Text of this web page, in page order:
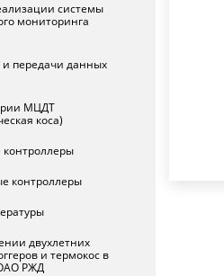
системы
мониторинга
передачи данных
МЦДТ
коса)
контроллеры
двухлетних
и термокос в
РЖД